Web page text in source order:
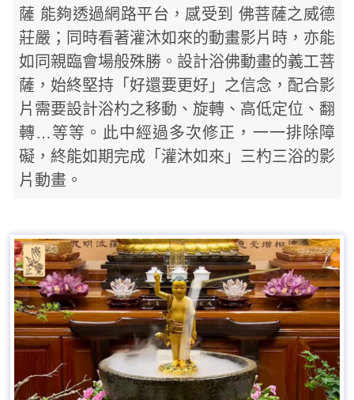
薩 能夠透過網路平台，感受到 佛菩薩之威德
莊嚴；同時看著灌沐如來的動畫影片時，亦能
如同親臨會場般殊勝。設計浴佛動畫的義工菩
薩，始終堅持「好還要更好」之信念，配合影
片需要設計浴杓之移動、旋轉、高低定位、翻
轉…等等。此中經過多次修正，一一排除障
礙，終能如期完成「灌沐如來」三杓三浴的影
片動畫。